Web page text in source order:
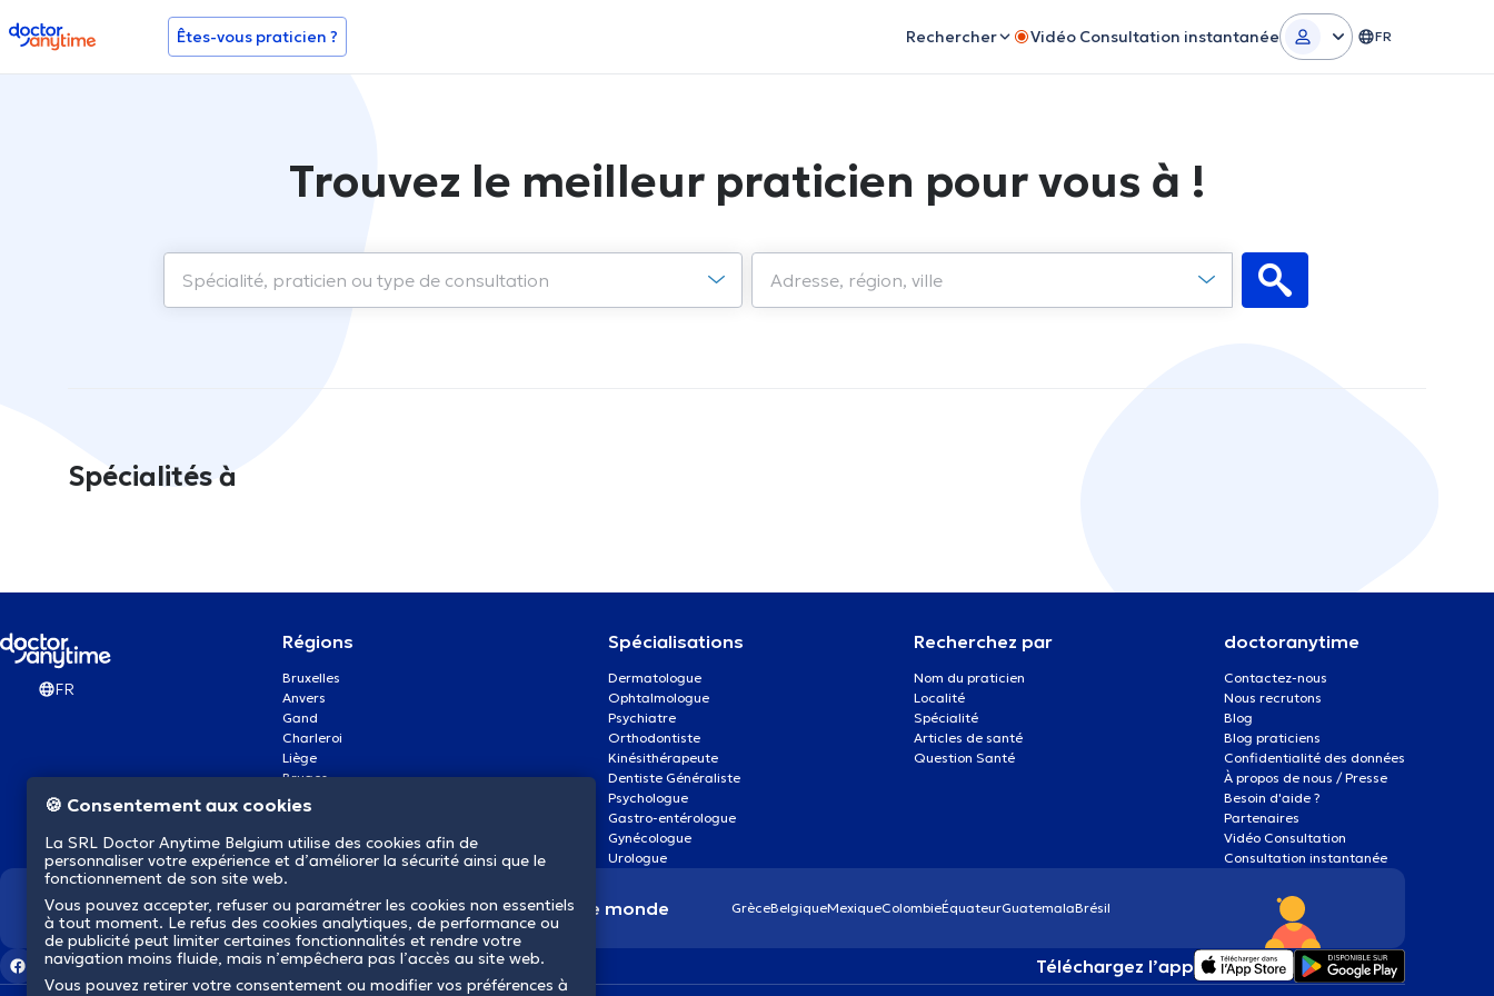
doctoranytime Êtes-vous praticien ? Rechercher Vidéo Consultation instantanée FR
Trouvez le meilleur praticien pour vous à !
Spécialités à
FR
Régions
Bruxelles
Anvers
Gand
Charleroi
Liège
Bruges
Namur
Mons
Aalst Flandre-Orientale
Spécialisations
Dermatologue
Ophtalmologue
Psychiatre
Orthodontiste
Kinésithérapeute
Dentiste Généraliste
Psychologue
Gastro-entérologue
Gynécologue
Urologue
Recherchez par
Nom du praticien
Localité
Spécialité
Articles de santé
Question Santé
doctoranytime
Contactez-nous
Nous recrutons
Blog
Blog praticiens
Confidentialité des données
À propos de nous / Presse
Besoin d'aide ?
Partenaires
Vidéo Consultation
Consultation instantanée
Nous révolutionnons la santé dans le monde GrèceBelgiqueMexiqueColombieÉquateurGuatemalaBrésil
Téléchargez l’app
🍪 Consentement aux cookies
La SRL Doctor Anytime Belgium utilise des cookies afin de
personnaliser votre expérience et d’améliorer la sécurité ainsi que le
fonctionnement de son site web.
Vous pouvez accepter, refuser ou paramétrer les cookies non essentiels
à tout moment. Le refus des cookies analytiques, de performance ou
de publicité peut limiter certaines fonctionnalités et rendre votre
navigation moins fluide, mais n’empêchera pas l’accès au site web.
Vous pouvez retirer votre consentement ou modifier vos préférences à